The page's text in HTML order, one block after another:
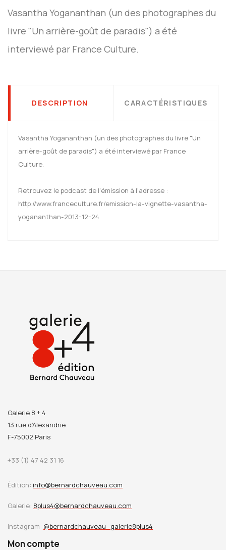
Vasantha Yogananthan (un des photographes du
livre "Un arrière-goût de paradis") a été
interviewé par France Culture.
DESCRIPTION CARACTÉRISTIQUES
Vasantha Yogananthan (un des photographes du livre "Un
arrière-goût de paradis") a été interviewé par France
Culture.
Retrouvez le podcast de l'émission à l'adresse :
http://www.franceculture.fr/emission-la-vignette-vasantha-
yogananthan-2013-12-24
Galerie 8 + 4
13 rue d’Alexandrie
F-75002 Paris
+33 (1) 47 42 31 16
Édition: info@bernardchauveau.com
Galerie: 8plus4@bernardchauveau.com
Instagram: @bernardchauveau_galerie8plus4
Mon compte